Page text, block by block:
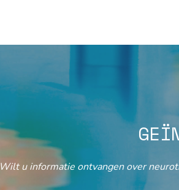
Wilt u informatie ontvangen over